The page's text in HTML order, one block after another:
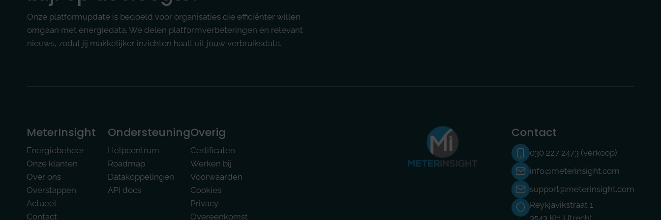
Onze platformupdate is bedoeld voor organisaties die efficiënter willen
omgaan met energiedata. We delen platformverbeteringen én relevant
nieuws, zodat jij makkelijker inzichten haalt uit jouw verbruiksdata.
MeterInsight
Energiebeheer
Onze klanten
Over ons
Overstappen
Actueel
Contact
Ondersteuning
Helpcentrum
Roadmap
Datakoppelingen
API docs
Overig
Certificaten
Werken bij
Voorwaarden
Cookies
Privacy
Overeenkomst
Contact
030 227 2473 (verkoop)
info@meterinsight.com
support@meterinsight.com
Reykjavikstraat 1